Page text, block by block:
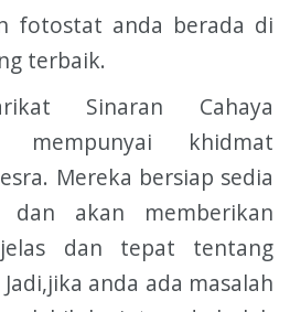
fotostat anda berada di
terbaik.
Sinaran Cahaya
mempunyai khidmat
Mereka bersiap sedia
dan akan memberikan
dan tepat tentang
anda ada masalah